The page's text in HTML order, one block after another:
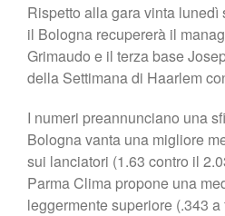
Rispetto alla gara vinta
il Bologna recupererà il
Grimaudo e il terza base
della Settimana di Haarlem
I numeri preannunciano una
Bologna vanta una migliore
sui lanciatori (1.63 contro il
Parma Clima propone una
leggermente superiore (.343